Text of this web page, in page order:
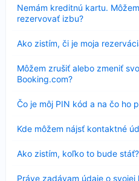
Nemám kreditnú kartu.
rezervovať izbu?
sa
Ako zistím, či je moja
sa
Môžem zrušiť alebo zmeniť
Booking.com?
sa
Čo je môj PIN kód a na čo ho
Nezobrazuje
sa
Kde môžem nájsť kontaktné
sa
Ako zistím, koľko to bude stáť?
sa
Práve zadávam údaje o